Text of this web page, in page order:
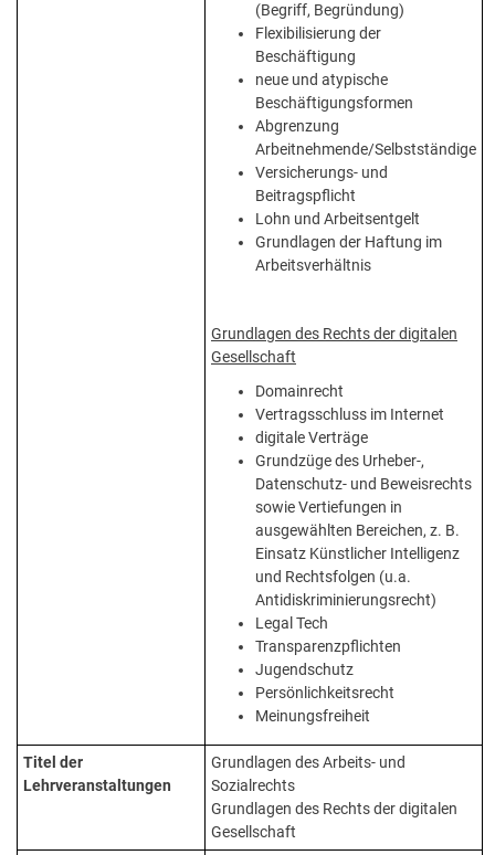
(Begriff, Begründung)
Flexibilisierung der
Beschäftigung
neue und atypische
Beschäftigungsformen
Abgrenzung
Arbeitnehmende/Selbstständige
Versicherungs- und
Beitragspflicht
Lohn und Arbeitsentgelt
Grundlagen der Haftung im
Arbeitsverhältnis
Grundlagen des Rechts der digitalen
Gesellschaft
Domainrecht
Vertragsschluss im Internet
digitale Verträge
Grundzüge des Urheber-,
Datenschutz- und Beweisrechts
sowie Vertiefungen in
ausgewählten Bereichen, z. B.
Einsatz Künstlicher Intelligenz
und Rechtsfolgen (u.a.
Antidiskriminierungsrecht)
Legal Tech
Transparenzpflichten
Jugendschutz
Persönlichkeitsrecht
Meinungsfreiheit
Titel der
Lehrveranstaltungen
Grundlagen des Arbeits- und
Sozialrechts
Grundlagen des Rechts der digitalen
Gesellschaft